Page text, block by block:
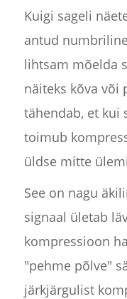
Kuigi sageli
antud
lihtsam mõelda
näiteks kõva või
tähendab, et kui
toimub
üldse mitte
See on nagu
signaal ületab
kompressioon
"pehme põlve"
järkjärgulist